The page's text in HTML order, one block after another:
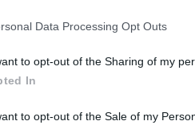
Data Processing Opt Outs
to opt-out of the Sharing of my
In
to opt-out of the Sale of my